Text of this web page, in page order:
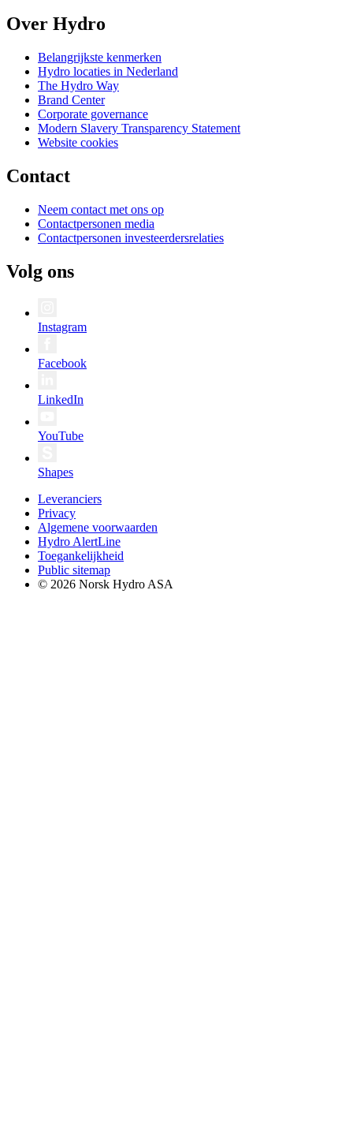
Over Hydro
Belangrijkste kenmerken
Hydro locaties in Nederland
The Hydro Way
Brand Center
Corporate governance
Modern Slavery Transparency Statement
Website cookies
Contact
Neem contact met ons op
Contactpersonen media
Contactpersonen investeerdersrelaties
Volg ons
Instagram
Facebook
LinkedIn
YouTube
Shapes
Leveranciers
Privacy
Algemene voorwaarden
Hydro AlertLine
Toegankelijkheid
Public sitemap
© 2026 Norsk Hydro ASA